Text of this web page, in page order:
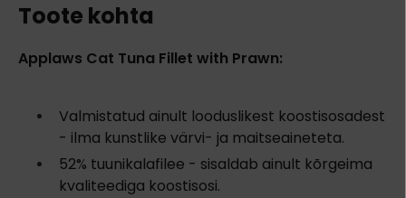
Toote kohta
Applaws Cat Tuna Fillet with Prawn:
Valmistatud ainult looduslikest koostisosadest
- ilma kunstlike värvi- ja maitseaineteta.
52% tuunikalafilee - sisaldab ainult kõrgeima
kvaliteediga koostisosi.